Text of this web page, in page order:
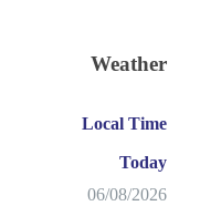
Weather
Local Time
Today
06/08/2026